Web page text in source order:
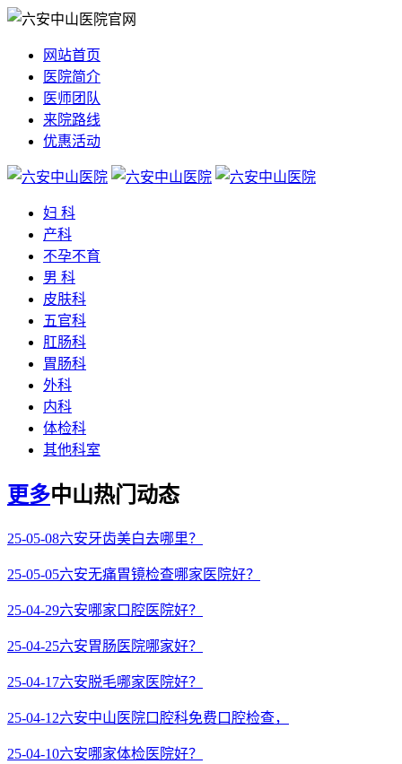
网站首页
医院简介
医师团队
来院路线
优惠活动
妇 科
产科
不孕不育
男 科
皮肤科
五官科
肛肠科
胃肠科
外科
内科
体检科
其他科室
更多中山热门动态
25-05-08六安牙齿美白去哪里？
25-05-05六安无痛胃镜检查哪家医院好？
25-04-29六安哪家口腔医院好？
25-04-25六安胃肠医院哪家好？
25-04-17六安脱毛哪家医院好？
25-04-12六安中山医院口腔科免费口腔检查，
25-04-10六安哪家体检医院好？